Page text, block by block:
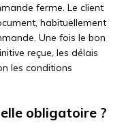
ferme. Le client
habituellement
Une fois le bon
reçue, les délais
les conditions
obligatoire ?